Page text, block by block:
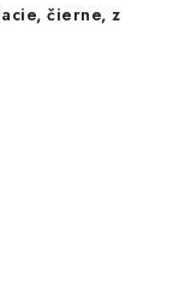
čierne, z